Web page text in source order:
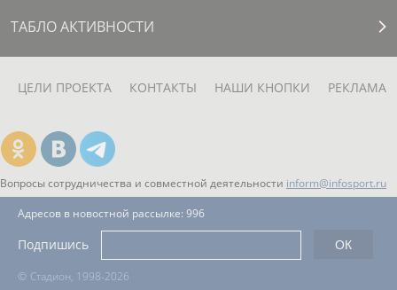
ТАБЛО АКТИВНОСТИ
ЦЕЛИ ПРОЕКТА КОНТАКТЫ НАШИ КНОПКИ РЕКЛАМА
Вопросы сотрудничества и совместной деятельности inform@infosport.ru
© Стадион, 1998-2026
Адресов в новостной рассылке: 996
Подпишись